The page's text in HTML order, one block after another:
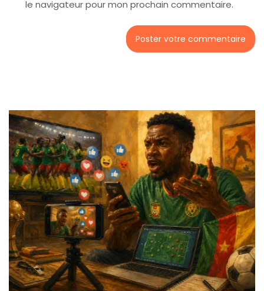
le navigateur pour mon prochain commentaire.